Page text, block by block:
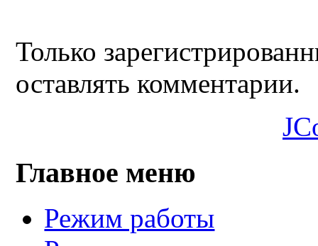
Только
оставлять комментарии.
Главное меню
Режим работы